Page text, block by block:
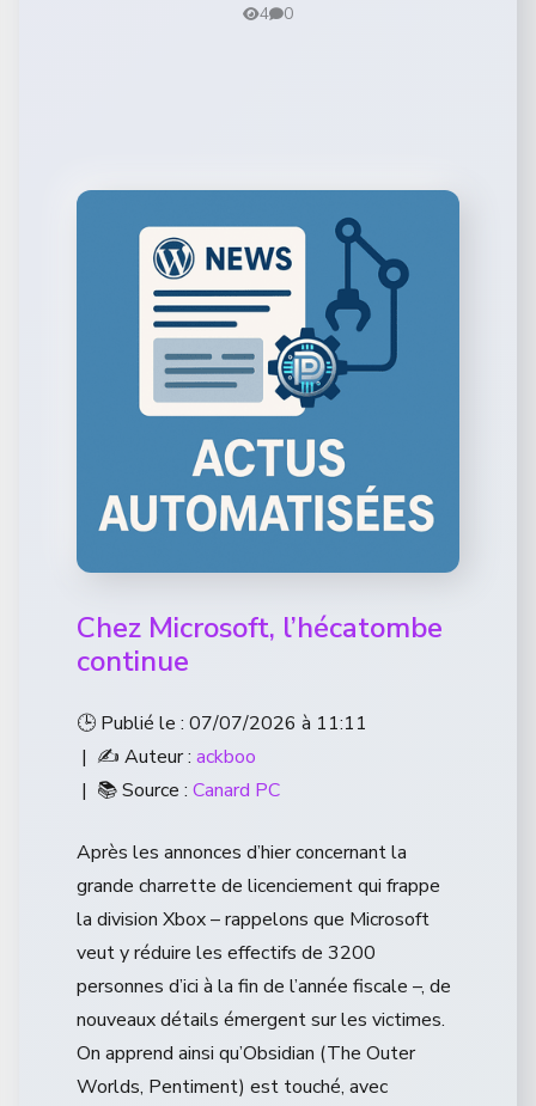
4
0
Chez Microsoft, l’hécatombe
continue
🕒 Publié le : 07/07/2026 à 11:11
| ✍️ Auteur : ackboo
| 📚 Source : Canard PC
Après les annonces d’hier concernant la
grande charrette de licenciement qui frappe
la division Xbox – rappelons que Microsoft
veut y réduire les effectifs de 3200
personnes d’ici à la fin de l’année fiscale –, de
nouveaux détails émergent sur les victimes.
On apprend ainsi qu’Obsidian (The Outer
Worlds, Pentiment) est touché, avec